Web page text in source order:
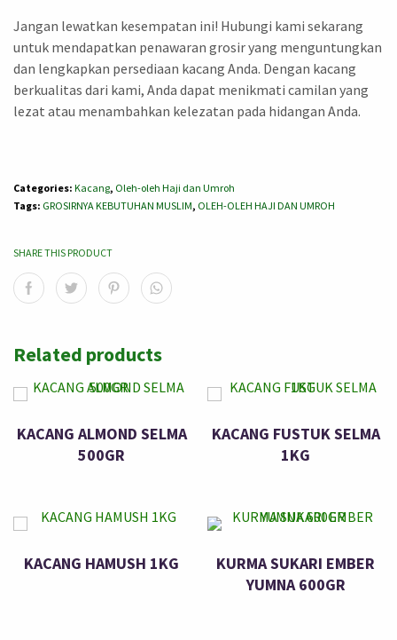
Jangan lewatkan kesempatan ini! Hubungi kami sekarang
untuk mendapatkan penawaran grosir yang menguntungkan
dan lengkapkan persediaan kacang Anda. Dengan kacang
berkualitas dari kami, Anda dapat menikmati camilan yang
lezat atau menambahkan kelezatan pada hidangan Anda.
Categories: Kacang, Oleh-oleh Haji dan Umroh
Tags: GROSIRNYA KEBUTUHAN MUSLIM, OLEH-OLEH HAJI DAN UMROH
SHARE THIS PRODUCT
Related products
KACANG ALMOND SELMA
500GR
KACANG FUSTUK SELMA
1KG
KACANG HAMUSH 1KG
KURMA SUKARI EMBER
YUMNA 600GR